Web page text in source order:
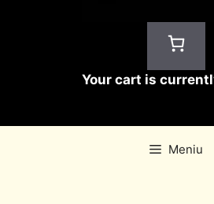
Your cart is
Meniu